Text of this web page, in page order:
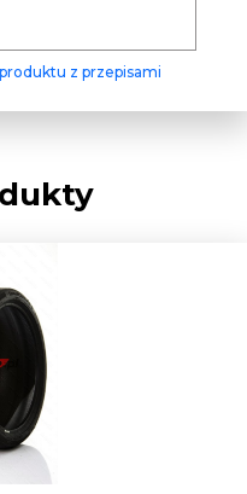
z przepisami